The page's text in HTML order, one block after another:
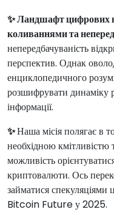
✨ Ландшафт
коливаннями та
непередбачуваність
перспектив. Однак
енциклопедичного
розшифрувати динаміку
інформації.
✨Наша місія полягає в
необхідною
можливість
криптовалюти. Ось
займатися
Bitcoin Future у 2025.